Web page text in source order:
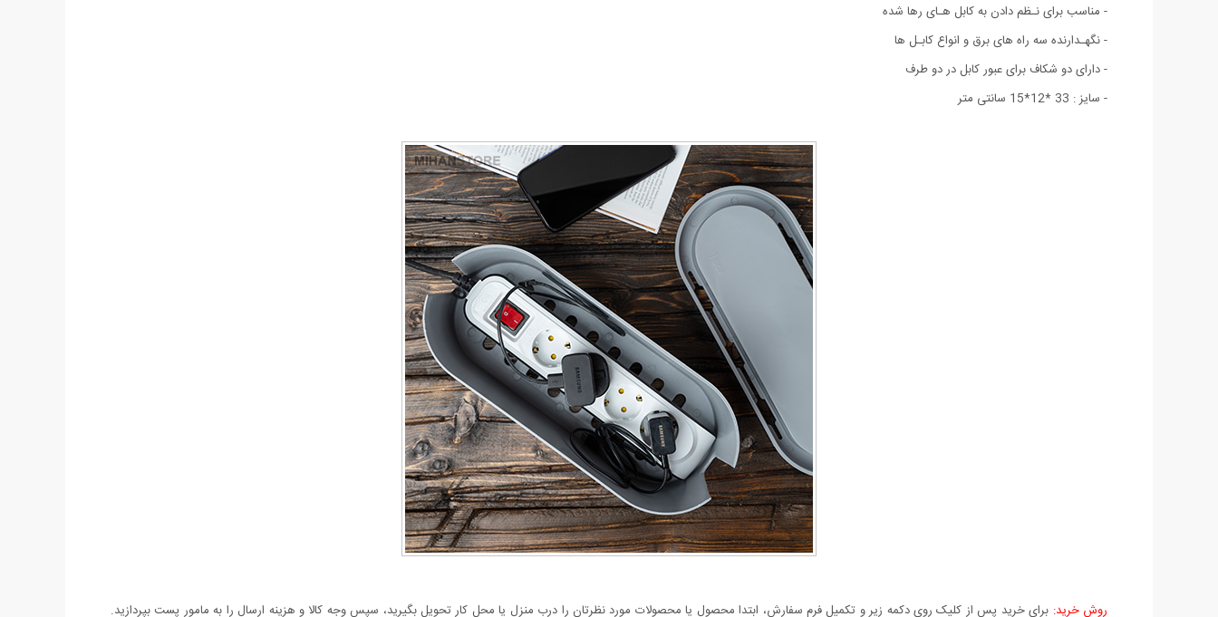
- مناسب برای نـظم دادن به کابل هـای رها شده
- نگهـدارنده سه راه های برق و انواع کابـل ها
- دارای دو شکاف برای عبور کابل در دو طرف
- سایز : 33 *12*15 سانتی متر
روش خرید: برای خرید پس از کلیک روی دکمه زیر و تکمیل فرم سفارش، ابتدا محصول یا محصولات مورد نظرتان را درب منزل یا محل کار تحویل بگیرید، سپس وجه کالا و هزینه ارسال را به مامور پست بپردازید.